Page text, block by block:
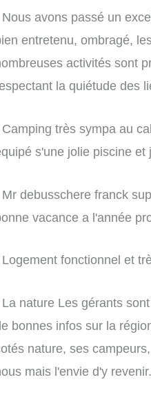
avons passé un
entretenu, ombragé,
activités sont
la quiétude des
très sympa au
s'une jolie piscine
debusschere franck
vacance a l'année
fonctionnel et
nature Les gérants
bonnes infos sur la
nature, ses
mais l'envie d'y revenir.